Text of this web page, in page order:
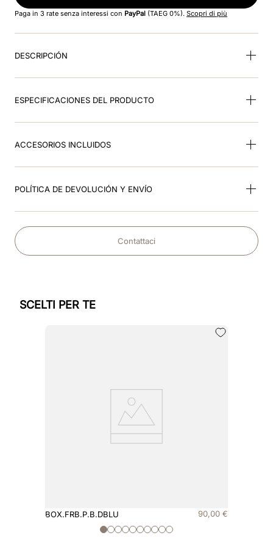
8.bordeaux
9.frontal
10.cromo 2 0 mate
Paga in 3 rate senza interessi con PayPal (TAEG 0%). Scopri di più
DESCRIPCIÓN
ESPECIFICACIONES DEL PRODUCTO
ACCESORIOS INCLUIDOS
POLÍTICA DE DEVOLUCIÓN Y ENVÍO
Contattaci
SCELTI PER TE
BOX.FRB.P.B.DBLU 90,00 €